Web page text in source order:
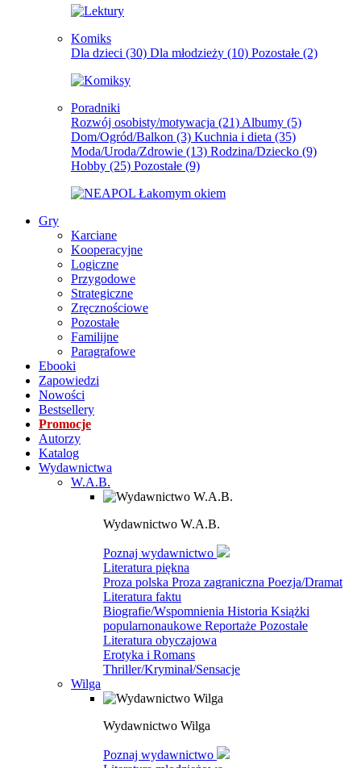
Komiks
Dla dzieci (30) Dla młodzieży (10) Pozostałe (2)
Poradniki
Rozwój osobisty/motywacja (21) Albumy (5)
Dom/Ogród/Balkon (3) Kuchnia i dieta (35)
Moda/Uroda/Zdrowie (13) Rodzina/Dziecko (9)
Hobby (25) Pozostałe (9)
Gry
Karciane
Kooperacyjne
Logiczne
Przygodowe
Strategiczne
Zręcznościowe
Pozostałe
Familijne
Paragrafowe
Ebooki
Zapowiedzi
Nowości
Bestsellery
Promocje
Autorzy
Katalog
Wydawnictwa
W.A.B.
Wydawnictwo W.A.B.
Poznaj wydawnictwo
Literatura piękna
Proza polska Proza zagraniczna Poezja/Dramat
Literatura faktu
Biografie/Wspomnienia Historia Książki
popularnonaukowe Reportaże Pozostałe
Literatura obyczajowa
Erotyka i Romans
Thriller/Kryminał/Sensacje
Wilga
Wydawnictwo Wilga
Poznaj wydawnictwo